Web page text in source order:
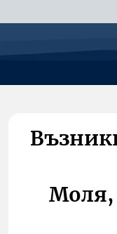
Моля,